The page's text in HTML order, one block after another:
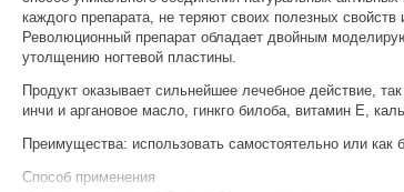
каждого препарата, не теряют своих полезных
Революционный препарат обладает двойным
утолщению ногтевой пластины.
Продукт оказывает сильнейшее лечебное действие,
инчи и аргановое масло, гинкго билоба, витамин E,
Преимущества: использовать самостоятельно или как
Способ применения